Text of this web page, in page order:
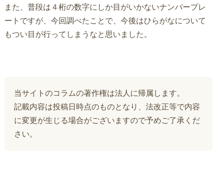
また、普段は４桁の数字にしか目がいかないナンバープレ
ートですが、今回調べたことで、今後はひらがなについて
もつい目が行ってしまうなと思いました。
当サイトのコラムの著作権は法人に帰属します。
記載内容は投稿日時点のものとなり、法改正等で内容
に変更が生じる場合がございますので予めご了承くだ
さい。